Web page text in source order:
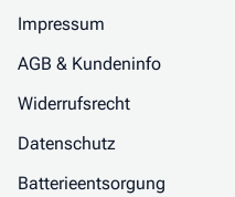
Impressum
AGB & Kundeninfo
Widerrufsrecht
Datenschutz
Batterieentsorgung